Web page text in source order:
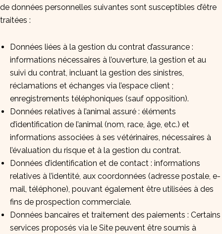
de données personnelles suivantes sont susceptibles d’être
traitées :
Données liées à la gestion du contrat d’assurance :
informations nécessaires à l’ouverture, la gestion et au
suivi du contrat, incluant la gestion des sinistres,
réclamations et échanges via l’espace client ;
enregistrements téléphoniques (sauf opposition).
Données relatives à l’animal assuré : éléments
d’identification de l’animal (nom, race, âge, etc.) et
informations associées à ses vétérinaires, nécessaires à
l’évaluation du risque et à la gestion du contrat.
Données d’identification et de contact : informations
relatives à l’identité, aux coordonnées (adresse postale, e-
mail, téléphone), pouvant également être utilisées à des
fins de prospection commerciale.
Données bancaires et traitement des paiements : Certains
services proposés via le Site peuvent être soumis à